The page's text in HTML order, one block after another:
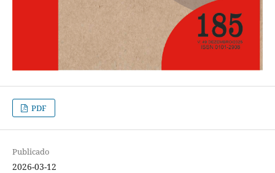
PDF
Publicado
2026-03-12